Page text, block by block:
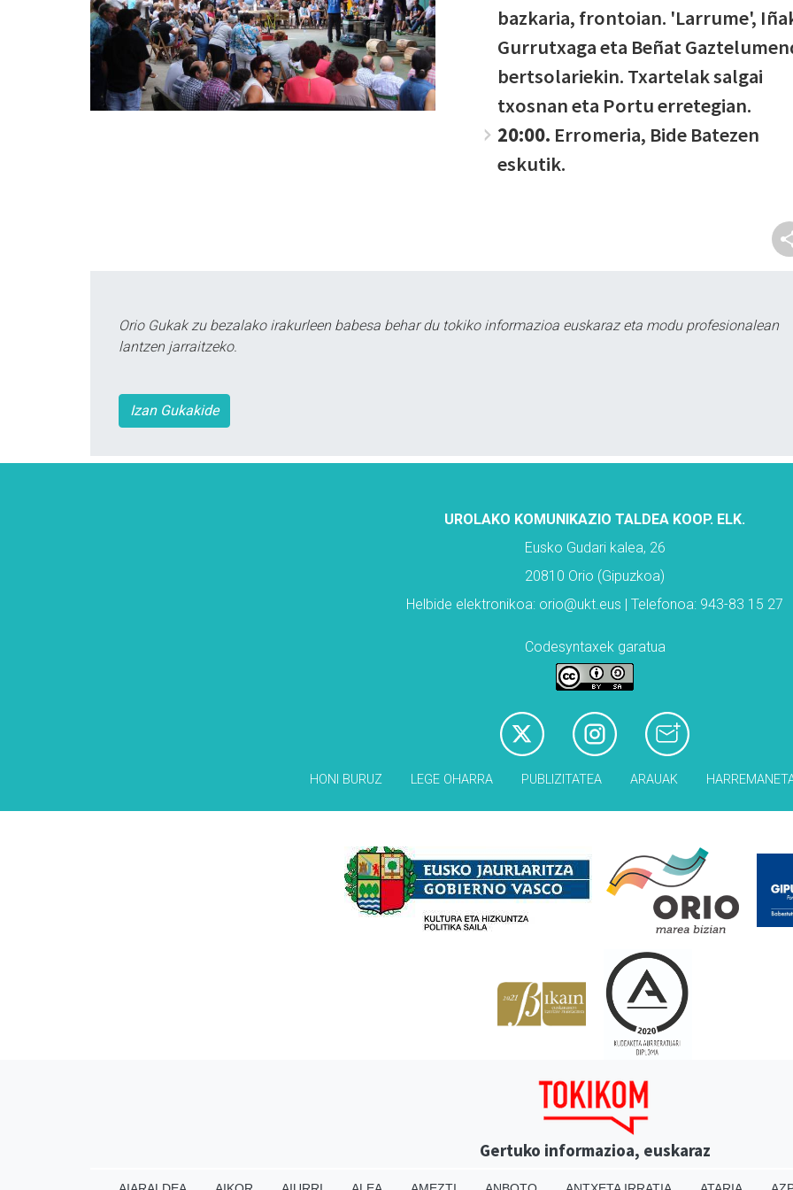
bazkaria, frontoian. 'Larrume',
Gurrutxaga eta Beñat
bertsolariekin. Txartelak salgai
txosnan eta Portu erretegian.
20:00. Erromeria, Bide Batezen
eskutik.
Orio Gukak zu bezalako irakurleen babesa behar du tokiko informazioa euskaraz eta modu profesionalean
lantzen jarraitzeko.
Izan Gukakide
UROLAKO KOMUNIKAZIO TALDEA KOOP. ELK.
Eusko Gudari kalea, 26
20810 Orio (Gipuzkoa)
Helbide elektronikoa: orio@ukt.eus | Telefonoa: 943-83 15 27
Codesyntaxek garatua
HONI BURUZ LEGE OHARRA PUBLIZITATEA ARAUAK
Gertuko informazioa, euskaraz